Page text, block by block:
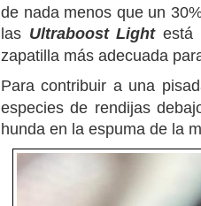
de nada menos que un
las Ultraboost Lightestá
zapatilla más adecuada
Para contribuir a una
especies de rendijas
hunda en la espuma de la